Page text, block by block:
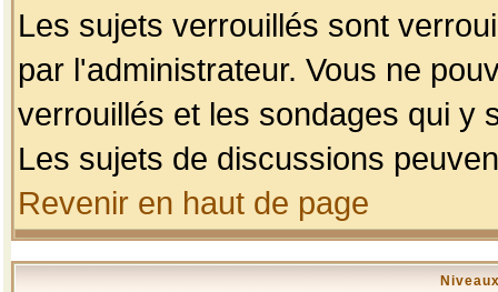
Les sujets verrouillés sont
par l'administrateur. Vous ne
verrouillés et les sondages qui y
Les sujets de discussions
Revenir en haut de page